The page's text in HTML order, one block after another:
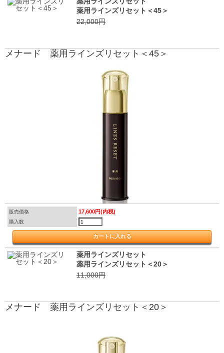
薬用ラインズリセット＜45＞
22,000円
メナード 薬用ラインズリセット＜45＞
販売価格 17,600円(内税)
購入数
薬用ラインズリセット
薬用ラインズリセット＜20＞
11,000円
メナード 薬用ラインズリセット＜20＞